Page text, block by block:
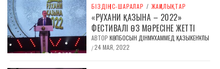
БІЗДІҢ ІС-ШАРАЛАР / ЖАҢАЛЫҚТАР
«РУХАНИ ҚАЗЫНА – 2022»
ФЕСТИВАЛІ ӨЗ МӘРЕСІНЕ ЖЕТТІ
АВТОР КӨПБОСЫН ДІНМҰХАММЕД ҚАЗЫКЕНҰЛЫ
/24 МАЯ, 2022